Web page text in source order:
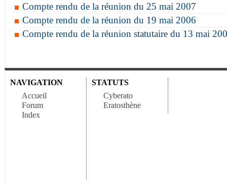
Compte rendu de la réunion du 25 mai 2007
Compte rendu de la réunion du 19 mai 2006
Compte rendu de la réunion statutaire du 13 mai
NAVIGATION
Accueil
Forum
Index
STATUTS
Cyberato
Eratosthène